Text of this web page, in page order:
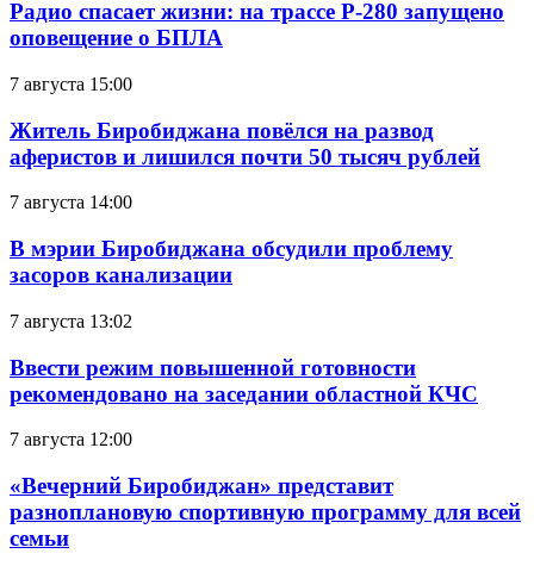
Радио спасает жизни: на трассе Р-280 запущено
оповещение о БПЛА
7 августа 15:00
Житель Биробиджана повёлся на развод
аферистов и лишился почти 50 тысяч рублей
7 августа 14:00
В мэрии Биробиджана обсудили проблему
засоров канализации
7 августа 13:02
Ввести режим повышенной готовности
рекомендовано на заседании областной КЧС
7 августа 12:00
«Вечерний Биробиджан» представит
разноплановую спортивную программу для всей
семьи